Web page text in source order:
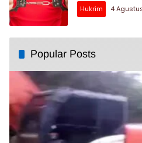
Hukrim
4
Popular Posts